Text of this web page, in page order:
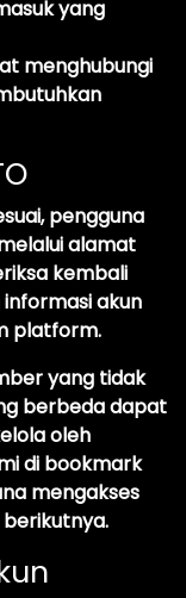
yang
menghubungi
pengguna
alamat
kembali
akun
platform.
yang tidak
berbeda dapat
oleh
di bookmark
mengakses